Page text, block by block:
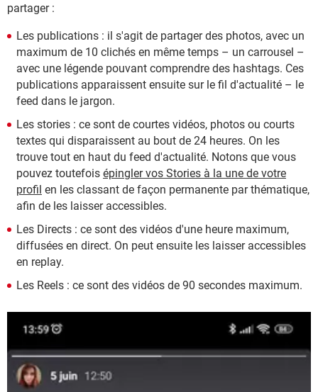
partager :
Les publications : il s'agit de partager des photos, avec un
maximum de 10 clichés en même temps – un carrousel –
avec une légende pouvant comprendre des hashtags. Ces
publications apparaissent ensuite sur le fil d'actualité – le
feed dans le jargon.
Les stories : ce sont de courtes vidéos, photos ou courts
textes qui disparaissent au bout de 24 heures. On les
trouve tout en haut du feed d'actualité. Notons que vous
pouvez toutefois épingler vos Stories à la une de votre
profil en les classant de façon permanente par thématique,
afin de les laisser accessibles.
Les Directs : ce sont des vidéos d'une heure maximum,
diffusées en direct. On peut ensuite les laisser accessibles
en replay.
Les Reels : ce sont des vidéos de 90 secondes maximum.